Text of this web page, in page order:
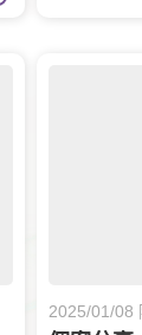
2025/01/08